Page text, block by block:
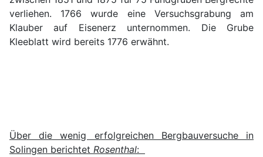
verliehen. 1766 wurde eine Versuchsgrabung am
Klauber auf Eisenerz unternommen. Die Grube
Kleeblatt wird bereits 1776 erwähnt.
Über die wenig erfolgreichen Bergbauversuche in
Solingen berichtet Rosenthal: